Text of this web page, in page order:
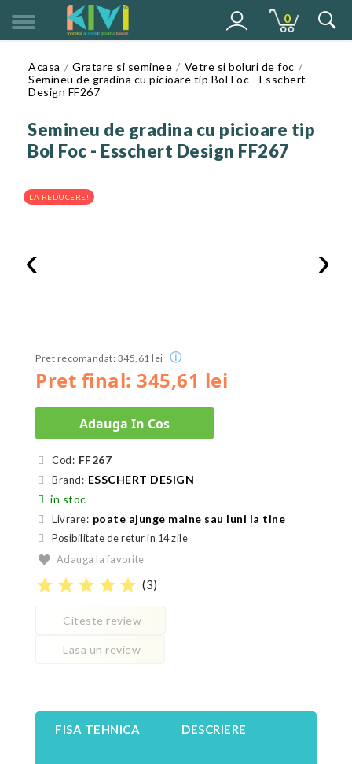
0
Acasa Gratare si seminee
Vetre si boluri de foc
Semineu de gradina cu picioare tip Bol Foc - Esschert
Design FF267
Semineu de gradina cu picioare tip
Bol Foc - Esschert Design FF267
LA REDUCERE!
‹ ›
Pret final: 345,61 lei
Pret recomandat: 345,61 lei ⓘ
Adauga In Cos
Cod: FF267
Brand: ESSCHERT DESIGN
in stoc
Livrare: poate ajunge maine sau luni la tine
Posibilitate de retur in 14 zile
Adauga la favorite
star star star star star (3)
Citeste review
Lasa un review
FISA TEHNICA DESCRIERE